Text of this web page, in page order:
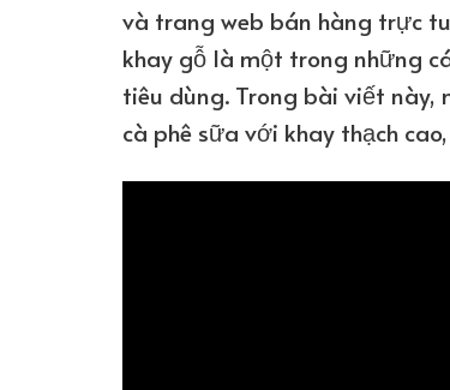
và trang web bán hàng trực
khay gỗ là một trong những
tiêu dùng. Trong bài viết này,
cà phê sữa với khay thạch